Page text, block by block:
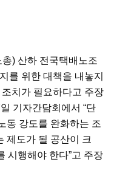
) 산하 전국택배노조
를 위한 대책을 내놓지
치가 필요하다고 주장
기자간담회에서 “단
동 강도를 완화하는 조
제도가 될 공산이 크
시행해야 한다”고 주장